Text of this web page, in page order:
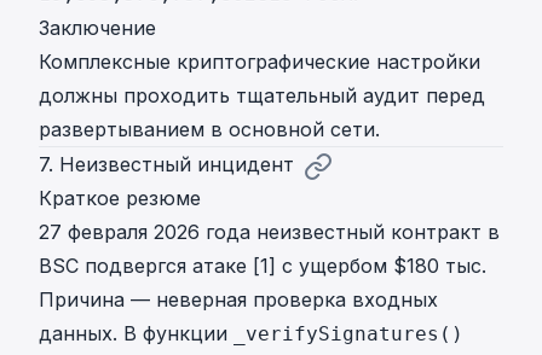
Заключение
Комплексные криптографические настройки
должны проходить тщательный аудит перед
развертыванием в основной сети.
7. Неизвестный инцидент
Краткое резюме
27 февраля 2026 года неизвестный контракт в
BSC подвергся атаке [1] с ущербом $180 тыс.
Причина — неверная проверка входных
данных. В функции
_verifySignatures()